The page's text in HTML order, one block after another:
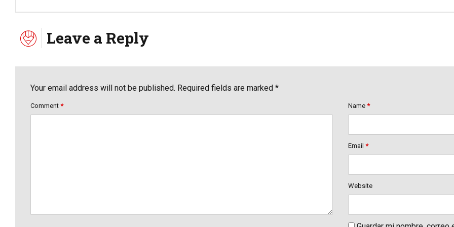
Leave a Reply
Your email address will not be published. Required fields are marked *
Comment * Name *
Email *
Website